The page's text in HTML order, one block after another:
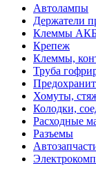
Автолампы
Держатели
Клеммы
Крепеж
Клеммы,
Труба
Хомуты,
Колодки,
Расходные
Разъемы